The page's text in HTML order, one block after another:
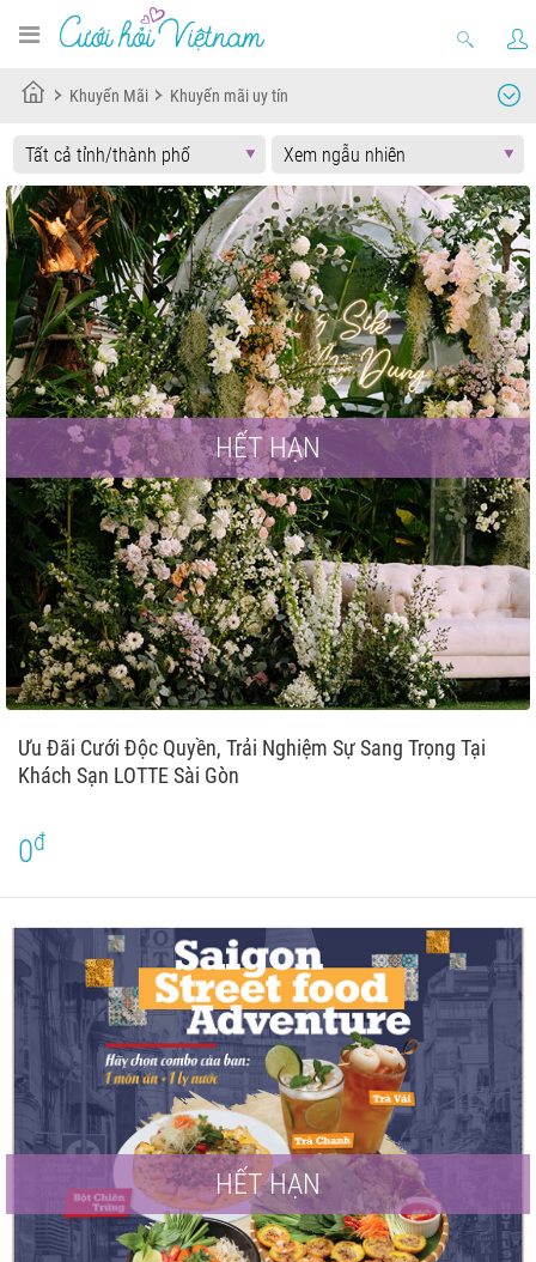
Khuyến Mãi Khuyến mãi uy tín
HẾT HẠN
Ưu Đãi Cưới Độc Quyền, Trải Nghiệm Sự Sang Trọng Tại
Khách Sạn LOTTE Sài Gòn
0đ
HẾT HẠN